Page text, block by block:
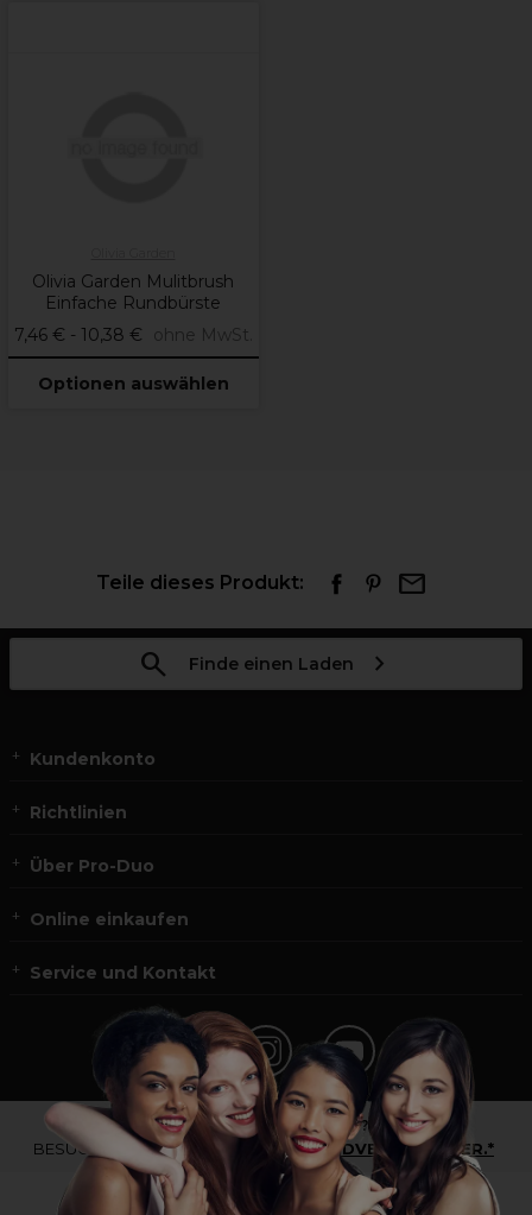
Olivia Garden Mulitbrush
Einfache Rundbürste
7,46 € - 10,38 €
ohne MwSt.
Optionen auswählen
Teile dieses Produkt:
Finde einen Laden
Kundenkonto
Richtlinien
Über Pro-Duo
Online einkaufen
Service und Kontakt
*Du bist kein Profikunde?
BESUCHE
UNSERE WEBSEITE FÜR ENDVERBRAUCHER.*